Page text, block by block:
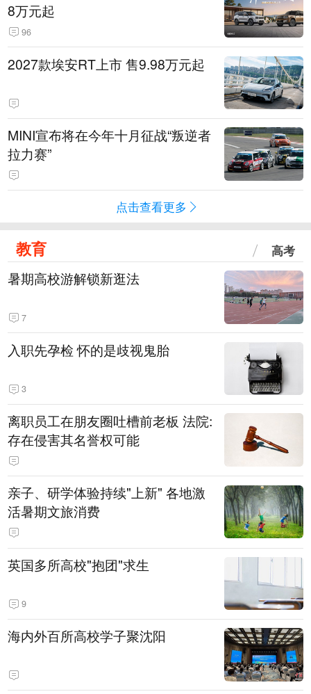
8万元起
96
2027款埃安RT上市 售9.98万元起
MINI宣布将在今年十月征战“叛逆者
拉力赛”
点击查看更多
教育 高考
暑期高校游解锁新逛法
7
入职先孕检 怀的是歧视鬼胎
3
离职员工在朋友圈吐槽前老板 法院:
存在侵害其名誉权可能
亲子、研学体验持续"上新" 各地激
活暑期文旅消费
英国多所高校"抱团"求生
9
海内外百所高校学子聚沈阳